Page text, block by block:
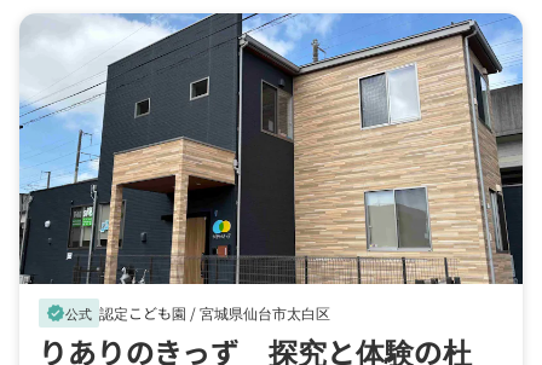
verified公式 認定こども園 /宮城県仙台市太白区
りありのきっず 探究と体験の杜